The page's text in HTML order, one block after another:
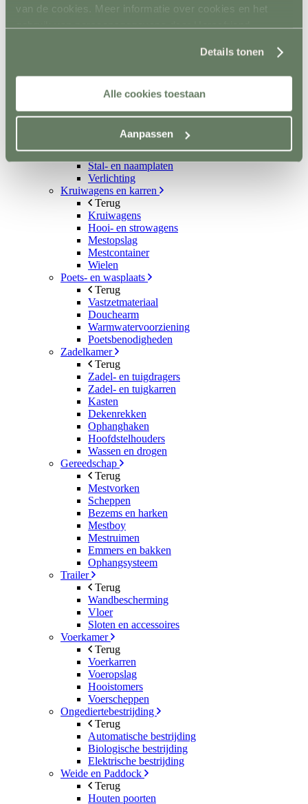
van de cookies. Meer informatie over cookies en het
gebruik van persoonsgegevens door Horsefriend
Details tonen
Alle cookies toestaan
Aanpassen
Losse palen en liggers
Hout
Inrichting en vervoer
Terug
Voerbakken
Drinkbakken
Ruiven en Slowfeeders
Stal- en naamplaten
Verlichting
Kruiwagens en karren
Terug
Kruiwagens
Hooi- en strowagens
Mestopslag
Mestcontainer
Wielen
Poets- en wasplaats
Terug
Vastzetmateriaal
Douchearm
Warmwatervoorziening
Poetsbenodigheden
Zadelkamer
Terug
Zadel- en tuigdragers
Zadel- en tuigkarren
Kasten
Dekenrekken
Ophanghaken
Hoofdstelhouders
Wassen en drogen
Gereedschap
Terug
Mestvorken
Scheppen
Bezems en harken
Mestboy
Mestruimen
Emmers en bakken
Ophangsysteem
Trailer
Terug
Wandbescherming
Vloer
Sloten en accessoires
Voerkamer
Terug
Voerkarren
Voeropslag
Hooistomers
Voerscheppen
Ongediertebestrijding
Terug
Automatische bestrijding
Biologische bestrijding
Elektrische bestrijding
Weide en Paddock
Terug
Houten poorten